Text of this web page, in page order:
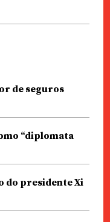
de seguros
“diplomata
do presidente Xi